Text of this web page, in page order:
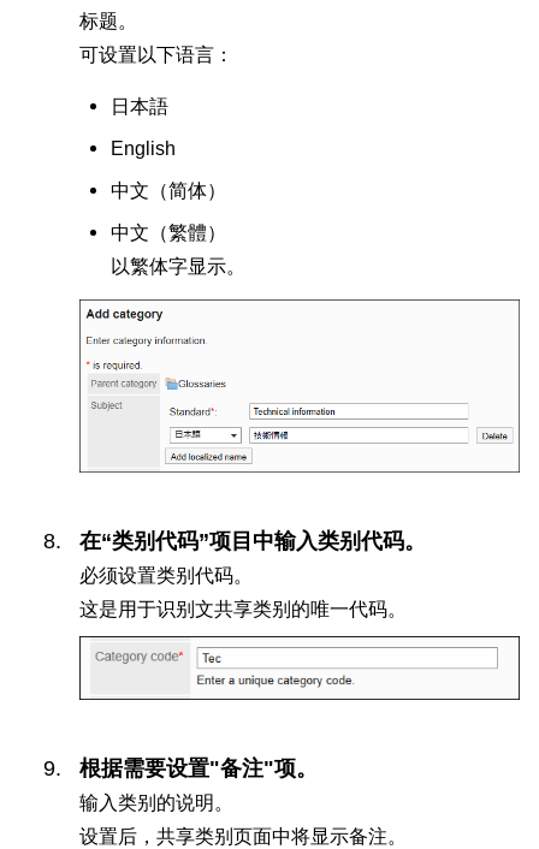
标题。
可设置以下语言：
日本語
English
中文（简体）
中文（繁體）
以繁体字显示。
在“类别代码”项目中输入类别代码。
必须设置类别代码。
这是用于识别文共享类别的唯一代码。
根据需要设置"备注"项。
输入类别的说明。
设置后，共享类别页面中将显示备注。